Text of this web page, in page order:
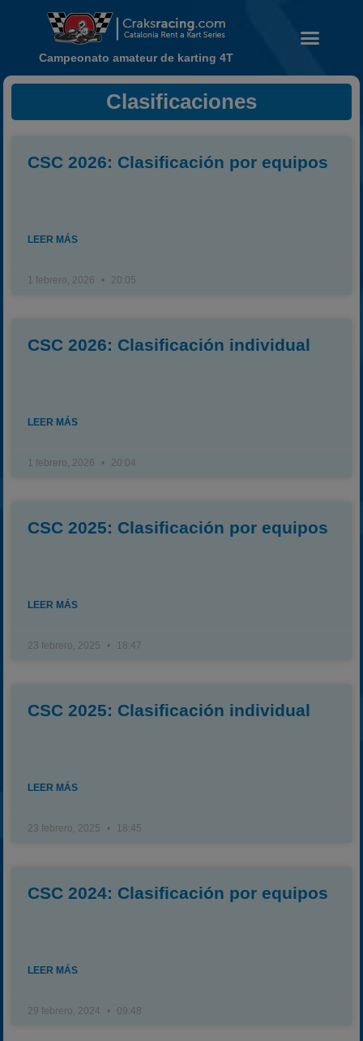
Calendario
2022
Campeonato amateur de karting 4T
Clasificaciones
CSC 2026: Clasificación por equipos
LEER MÁS
1 febrero, 2026 20:05
CSC 2026: Clasificación individual
LEER MÁS
1 febrero, 2026 20:04
CSC 2025: Clasificación por equipos
LEER MÁS
23 febrero, 2025 18:47
CSC 2025: Clasificación individual
LEER MÁS
23 febrero, 2025 18:45
CSC 2024: Clasificación por equipos
LEER MÁS
29 febrero, 2024 09:48